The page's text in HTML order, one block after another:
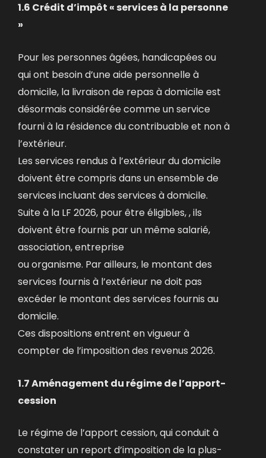
1.6 Crédit d’impôt « services à la personne
»
Pour les personnes âgées, handicapées ou
qui ont besoin d’une aide personnelle à
domicile, la livraison de repas à domicile est
désormais considérée comme un service
fourni à la résidence du contribuable et non à
l’extérieur.
Les services rendus à l’extérieur du domicile
doivent être compris dans un ensemble de
services incluant des services à domicile.
Suite à la LF 2026, pour être éligibles, , ils
doivent être fournis par un même salarié,
association, entreprise
ou organisme. Par ailleurs, le montant des
services fournis à l’extérieur ne doit pas
excéder le montant des services fournis au
domicile.
Ces dispositions entrent en vigueur à
compter de l’imposition des revenus 2026.
1.7 Aménagement du régime de l’apport-
cession
Le régime de l’apport cession, qui conduit à
constater un report d’imposition de la plus-